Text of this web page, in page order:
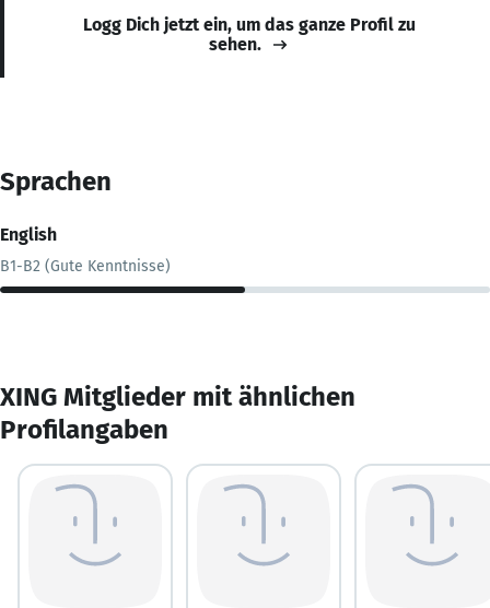
Logg Dich jetzt ein, um das ganze Profil zu
sehen.
Sprachen
English
B1-B2 (Gute Kenntnisse)
XING Mitglieder mit ähnlichen
Profilangaben